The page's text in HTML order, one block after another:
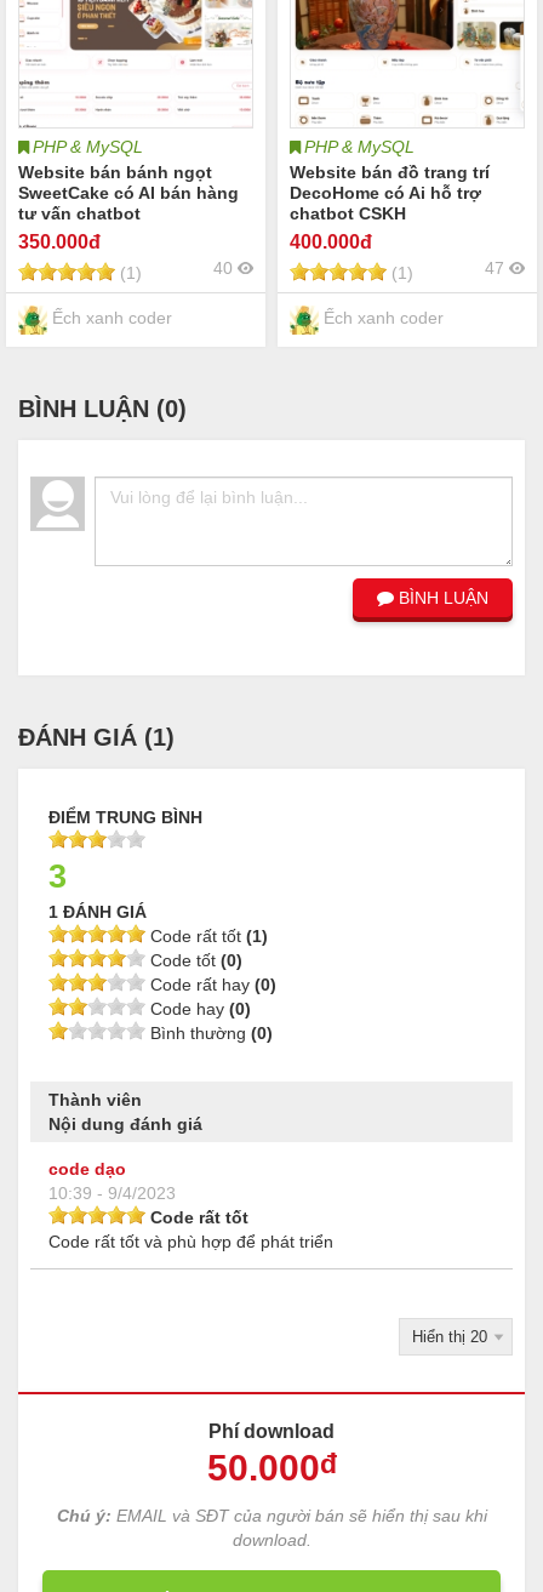
PHP & MySQL
Website bán bánh ngọt
SweetCake có AI bán hàng
tư vấn chatbot
350.000đ
(1) 40
Ếch xanh coder
PHP & MySQL
Website bán đồ trang trí
DecoHome có Ai hỗ trợ
chatbot CSKH
400.000đ
(1) 47
Ếch xanh coder
BÌNH LUẬN (0)
BÌNH LUẬN
ĐÁNH GIÁ (1)
ĐIỂM TRUNG BÌNH
3
1 ĐÁNH GIÁ
Code rất tốt (1)
Code tốt (0)
Code rất hay (0)
Code hay (0)
Bình thường (0)
Thành viên
Nội dung đánh giá
code dạo
10:39 - 9/4/2023
Code rất tốt
Code rất tốt và phù hợp để phát triển
Phí download
50.000đ
Chú ý: EMAIL và SĐT của người bán sẽ hiển thị sau khi
download.